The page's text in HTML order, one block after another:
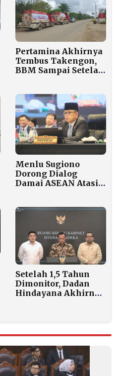
Pertamina Akhirnya
Tembus Takengon,
BBM Sampai Setelah
Menlu Sugiono
Dorong Dialog
Damai ASEAN Atasi
Setelah 1,5 Tahun
Dimonitor, Dadan
Hindayana Akhirnya